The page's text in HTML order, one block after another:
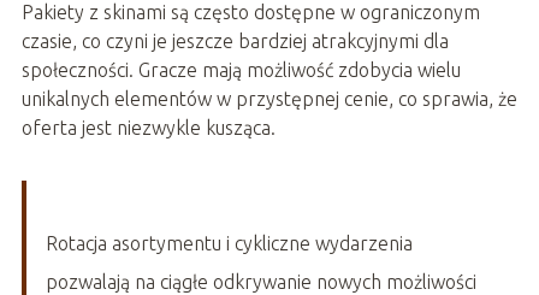
Pakiety z skinami są często dostępne w ograniczonym
czasie, co czyni je jeszcze bardziej atrakcyjnymi dla
społeczności. Gracze mają możliwość zdobycia wielu
unikalnych elementów w przystępnej cenie, co sprawia, że
oferta jest niezwykle kusząca.
Rotacja asortymentu i cykliczne wydarzenia
pozwalają na ciągłe odkrywanie nowych możliwości